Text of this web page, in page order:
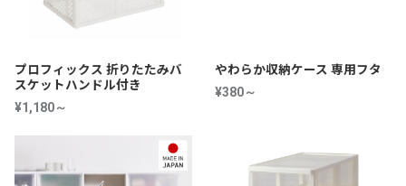
プロフィックス 折りたたみバ
スケットハンドル付き
¥1,180～
やわらか収納ケース 専用フタ
¥380～